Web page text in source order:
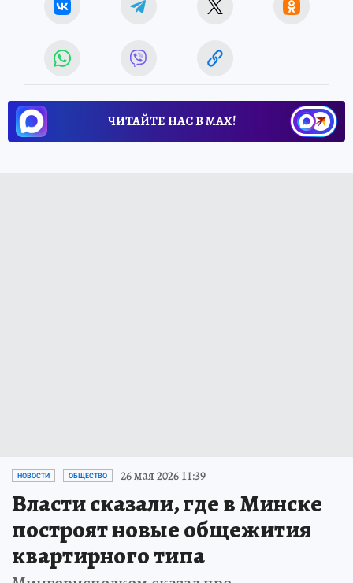
ЧИТАЙТЕ НАС В МАХ!
НОВОСТИ ОБЩЕСТВО 26 мая 2026 11:39
Власти сказали, где в Минске
построят новые общежития
квартирного типа